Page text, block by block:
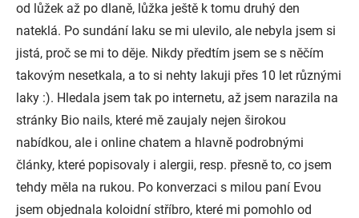
od lůžek až po dlaně, lůžka ještě k tomu druhý den
nateklá. Po sundání laku se mi ulevilo, ale nebyla jsem si
jistá, proč se mi to děje. Nikdy předtím jsem se s něčím
takovým nesetkala, a to si nehty lakuji přes 10 let různými
laky :). Hledala jsem tak po internetu, až jsem narazila na
stránky Bio nails, které mě zaujaly nejen širokou
nabídkou, ale i online chatem a hlavně podrobnými
články, které popisovaly i alergii, resp. přesně to, co jsem
tehdy měla na rukou. Po konverzaci s milou paní Evou
jsem objednala koloidní stříbro, které mi pomohlo od